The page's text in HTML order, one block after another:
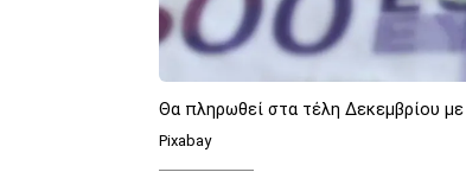
Θα πληρωθεί στα τέλη Δεκεμβρίου με
Pixabay